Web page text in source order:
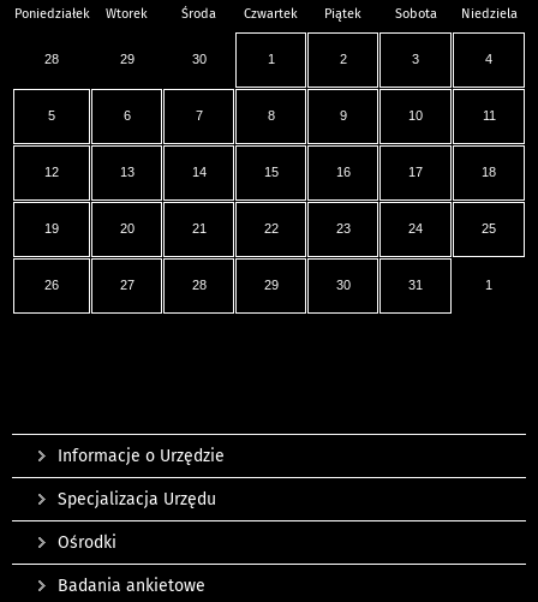
Poniedziałek Wtorek Środa Czwartek Piątek Sobota Niedziela
28 29 30 1 2 3 4
5 6 7 8 9 10 11
12 13 14 15 16 17 18
19 20 21 22 23 24 25
26 27 28 29 30 31 1
Informacje o Urzędzie
Specjalizacja Urzędu
Ośrodki
Badania ankietowe